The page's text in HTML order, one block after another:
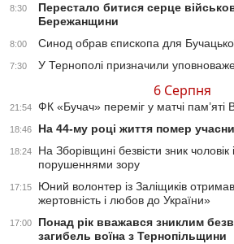
8:30
Перестало битися серце
Бережанщини
8:00 Синод обрав єпископа для
7:30 У Тернополі призначили
6 Серпня
21:54 ФК «Бучач» переміг у матчі
18:46 На 44-му році життя помер
18:24
На Зборівщині безвісти зник
порушеннями зору
17:15
Юний волонтер із Заліщиків
жертовність і любов до України»
17:00
Понад рік вважався зниклим
загибель воїна з Тернопільщини